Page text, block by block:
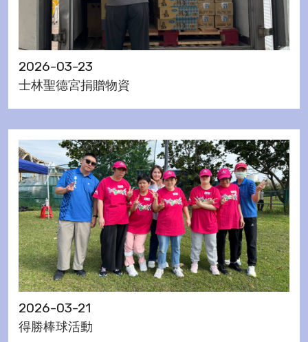
2026-03-23
士林聖德宮捐贈物資
2026-03-21
得勝棒球活動